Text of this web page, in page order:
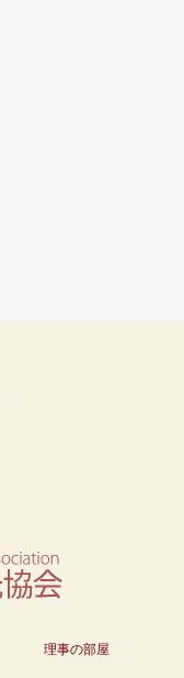
理事の部屋